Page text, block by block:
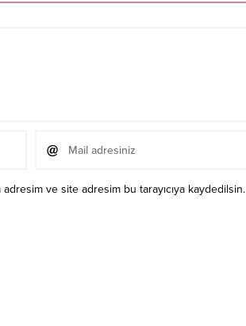
adresim ve site adresim bu tarayıcıya kaydedilsin.